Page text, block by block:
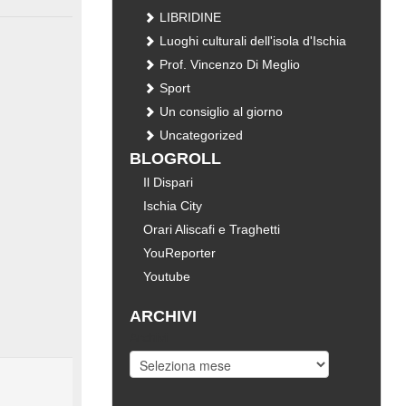
LIBRIDINE
Luoghi culturali dell'isola d'Ischia
Prof. Vincenzo Di Meglio
Sport
Un consiglio al giorno
Uncategorized
BLOGROLL
Il Dispari
Ischia City
Orari Aliscafi e Traghetti
YouReporter
Youtube
ARCHIVI